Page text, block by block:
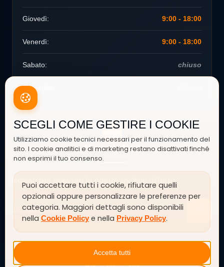
SCEGLI COME GESTIRE I COOKIE
Utilizziamo cookie tecnici necessari per il funzionamento del
sito. I cookie analitici e di marketing restano disattivati finché
non esprimi il tuo consenso.
Puoi accettare tutti i cookie, rifiutare quelli
opzionali oppure personalizzare le preferenze per
categoria. Maggiori dettagli sono disponibili
nella Cookie Policy e nella Privacy Policy.
Accetta tutti
Giovedì: 9:00 - 18:00
Venerdì: 9:00 - 18:00
Sabato: chiuso
Domenica:
Newsletter
Iscriviti per ricevere le nostre migliori offerte
SEGUICI SU